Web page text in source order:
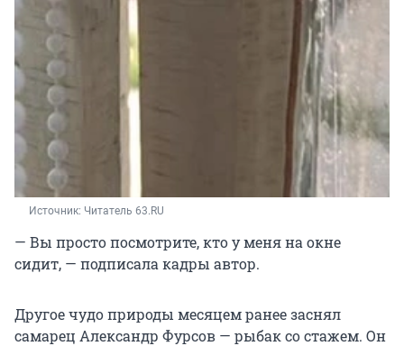
Источник: Читатель 63.RU
— Вы просто посмотрите, кто у меня на окне
сидит, — подписала кадры автор.
Другое чудо природы месяцем ранее заснял
самарец Александр Фурсов — рыбак со стажем. Он